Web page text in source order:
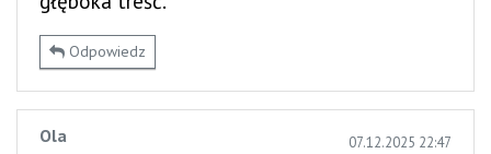
Odpowiedz
Ola 07.12.2025 22:47